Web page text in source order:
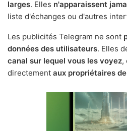
larges. Elles n'apparaissent
liste d'échanges ou d'autres
Les publicités Telegram ne sont
données des utilisateurs. Elles
canal sur lequel vous les voyez,
directement aux propriétaires